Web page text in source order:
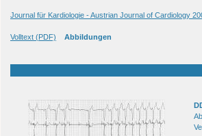
Journal für Kardiologie - Austrian Journal of Cardiology
Volltext (PDF) Abbildungen